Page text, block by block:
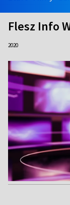
Flesz Info
2020